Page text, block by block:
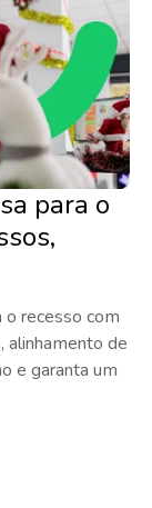
para o
o recesso com
alinhamento de
e garanta um